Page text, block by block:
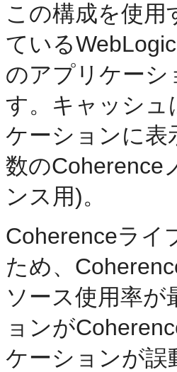
この構成を使
ている
のアプリケーシ
す。キャッシュ
ケーションに表
数のCoherence
ンス用)。
Coherenceライ
ため、
ソース使用率
ョンが
ケーションが誤